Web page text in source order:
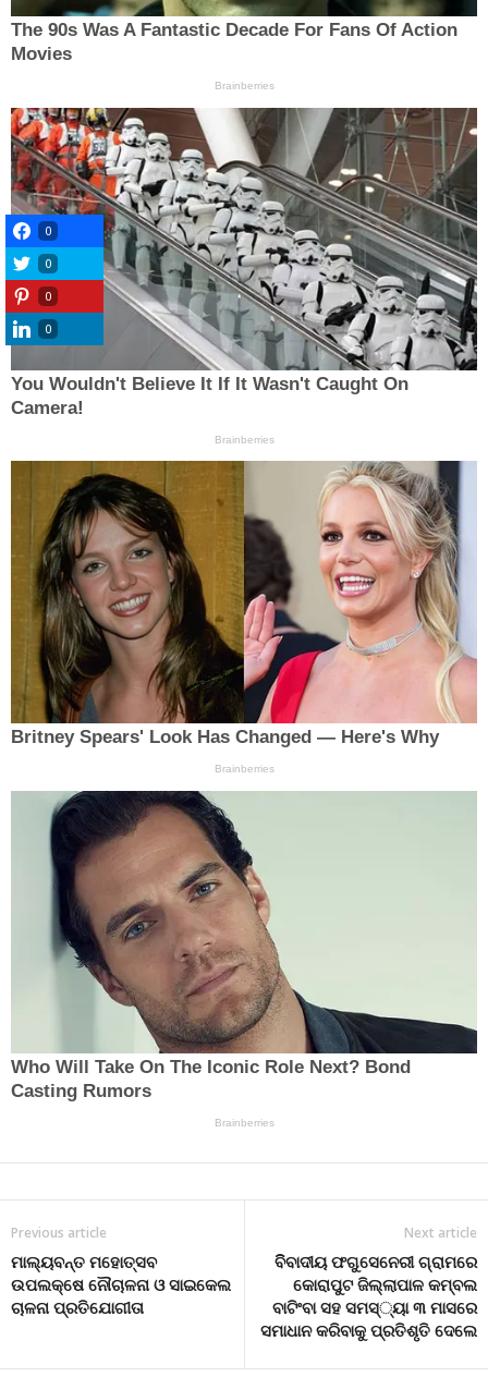
Previous article
ମାଲ୍ୟବନ୍ତ ମହୋତ୍ସବ
ଉପଲକ୍ଷେ ନୌଚାଳନା ଓ ସାଇକେଲ
ଚାଳନା ପ୍ରତିଯୋଗୀତା
Next article
ବିିବାଦୀୟ ଫଗୁସେନେରୀ ଗ୍ରାମରେ
କୋରାପୁଟ ଜିଲ୍ଲାପାଳ କମ୍ବଲ
ବାଟିଂବା ସହ ସମସ୍୍ୟା ୩ ମାସରେ
ସମାଧାନ କରିବାକୁ ପ୍ରତିଶୃତି ଦେଲେ
0
0
0
0